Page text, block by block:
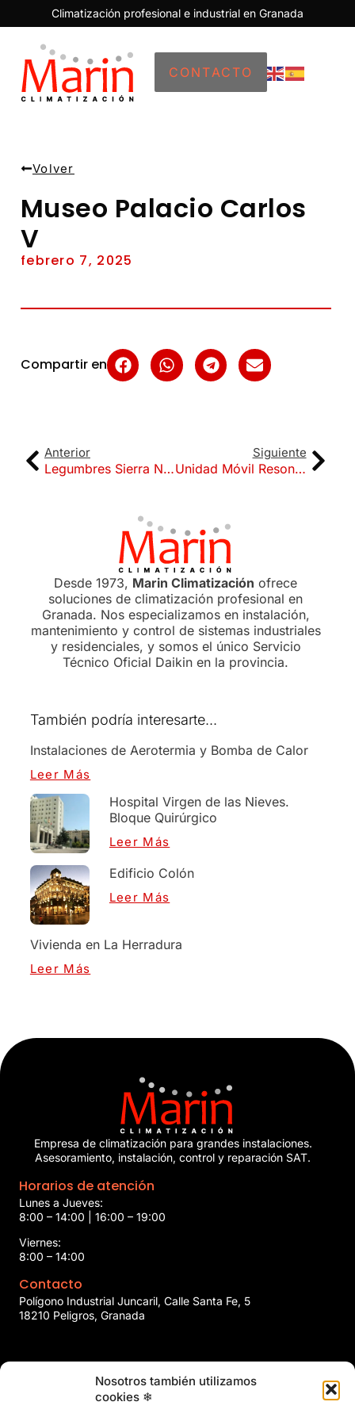
Nosotros también utilizamos
cookies ❄
Climatización profesional e industrial en Granada
CONTACTO
Volver
Museo Palacio Carlos
V
febrero 7, 2025
Compartir en
Anterior
Legumbres Sierra Nevada
Siguiente
Unidad Móvil Resonancia Magnética Cedisa
Desde 1973, Marin Climatización ofrece
soluciones de climatización profesional en
Granada. Nos especializamos en instalación,
mantenimiento y control de sistemas industriales
y residenciales, y somos el único Servicio
Técnico Oficial Daikin en la provincia.
También podría interesarte...
Instalaciones de Aerotermia y Bomba de Calor
Leer Más
Hospital Virgen de las Nieves.
Bloque Quirúrgico
Leer Más
Edificio Colón
Leer Más
Vivienda en La Herradura
Leer Más
Empresa de climatización para grandes instalaciones.
Asesoramiento, instalación, control y reparación SAT.
Horarios de atención
Lunes a Jueves:
8:00 – 14:00 | 16:00 – 19:00
Viernes:
8:00 – 14:00
Contacto
Polígono Industrial Juncaril, Calle Santa Fe, 5
18210 Peligros, Granada
marin@marinclimatizacion.com